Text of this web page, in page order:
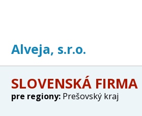
Alveja, s.r.o.
SLOVENSKÁ FIRMA
pre regiony: Prešovský kraj